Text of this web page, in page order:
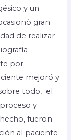
y un
gran
de realizar
por
mejoró y
todo, el
y
fueron
al paciente